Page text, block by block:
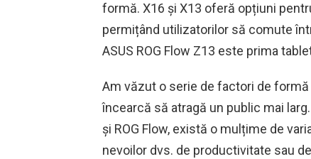
formă. X16 și X13 oferă opțiuni
permițând utilizatorilor să comute
ASUS ROG Flow Z13 este prima
Am văzut o serie de factori de
încearcă să atragă un public mai
și ROG Flow, există o mulțime de
nevoilor dvs. de productivitate sau